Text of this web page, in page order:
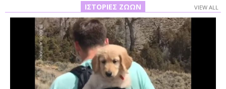
ΙΣΤΟΡΊΕΣ ΖΏΩΝ VIEW ALL